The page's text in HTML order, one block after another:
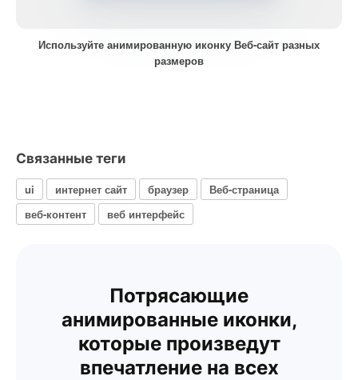
Используйте анимированную иконку Веб-сайт разных
размеров
Связанные теги
ui интернет сайт браузер
Веб-страница
веб-контент
веб интерфейс
Потрясающие
анимированные иконки,
которые произведут
впечатление на всех